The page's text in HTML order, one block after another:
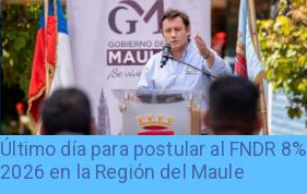
Último día para postular al FNDR 8%
2026 en la Región del Maule